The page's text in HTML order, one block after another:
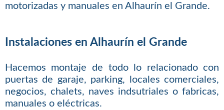
motorizadas y manuales en Alhaurín el Grande.
Instalaciones en Alhaurín el Grande
Hacemos montaje de todo lo relacionado con
puertas de garaje, parking, locales comerciales,
negocios, chalets, naves indsutriales o fabricas,
manuales o eléctricas.